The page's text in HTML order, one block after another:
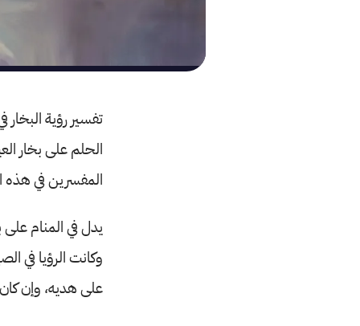
تفسير رؤية البخار
الحلم على بخار
المفسرين في هذه
يدل في المنام على
وكانت الرؤيا في
على هديه، وإن